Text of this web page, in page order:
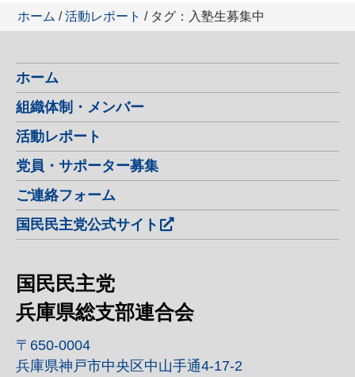
ホーム /活動レポート / タグ：入塾生募集中
ホーム
組織体制・メンバー
活動レポート
党員・サポーター募集
ご連絡フォーム
国民民主党公式サイト
国民民主党
兵庫県総支部連合会
〒650-0004
兵庫県神戸市中央区中山手通4-17-2